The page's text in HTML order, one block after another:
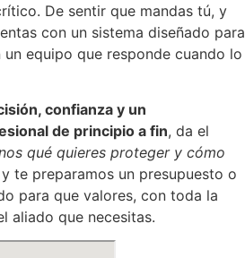
De sentir que mandas tú, y
con un sistema diseñado para
equipo que responde cuando lo
confianza y un
de principio a fin, da el
qué quieres proteger y cómo
y te preparamos un presupuesto o
para que valores, con toda la
aliado que necesitas.